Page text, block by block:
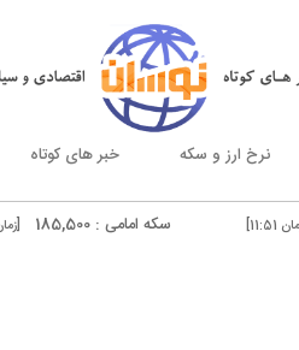
نرخ ارز و سکه خبر های کوتاه
سکه امامی : 185,500 [زمان 11:50]